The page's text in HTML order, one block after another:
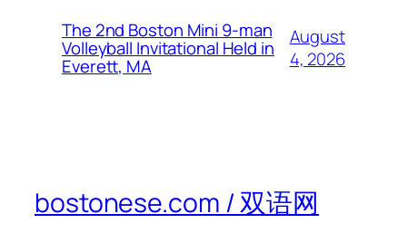
The 2nd Boston Mini 9-man
Volleyball Invitational Held in
Everett, MA
August
4, 2026
bostonese.com / 双语网